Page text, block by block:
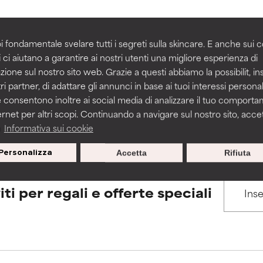
fondamentale svelare tutti i segreti sulla skincare. E anche sui
ci aiutano a garantire ai nostri utenti una migliore esperienza di
sul nostro sito web. Grazie a questi abbiamo la possibilit,
partner, di adattare gli annunci in base ai tuoi interessi
consentono inoltre ai social media di analizzare il tuo
per altri scopi. Continuando a navigare sul nostro sito,
Informativa sui cookie
Rifiuta
Accetta
BACK TO SEARCH
to assess ingredients in this dictionary. Regulations
irritante, ma può presentare problemi per come appare
problemi di altro tipo che ne limitano l'utilità.
Il rischio aumenta se combinato con altri ingredienti
infiammazioni, secchezza, ecc. Può offrire benefici solo in
che fa più male che bene.
irritante, ma può presentare problemi per come appare
problemi di altro tipo che ne limitano l'utilità.
Il rischio aumenta se combinato con altri ingredienti
infiammazioni, secchezza, ecc. Può offrire benefici solo in
che fa più male che bene.
per regali e offerte speciali